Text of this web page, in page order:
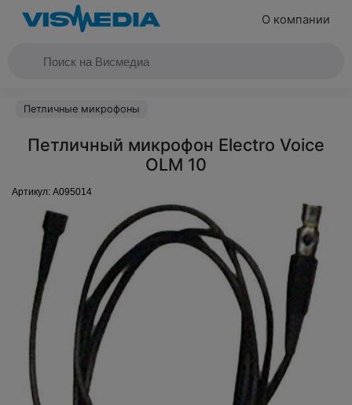
О компании
Петличные микрофоны
Петличный микрофон Electro Voice
OLM 10
Артикул: A095014